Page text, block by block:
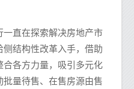
直在探索解决房地产市
结构性改革入手，借助
各方力量，吸引多元化
量待售、在售房源由售